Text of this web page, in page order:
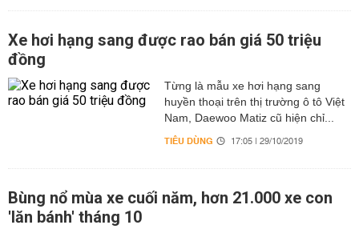
Xe hơi hạng sang được rao bán giá 50 triệu
đồng
Từng là mẫu xe hơi hạng sang
huyền thoại trên thị trường ô tô Việt
Nam, Daewoo Matiz cũ hiện chỉ...
TIÊU DÙNG 17:05 | 29/10/2019
Bùng nổ mùa xe cuối năm, hơn 21.000 xe con
'lăn bánh' tháng 10